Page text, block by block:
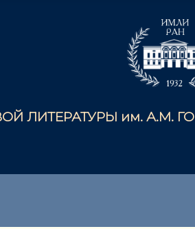
ЛИТЕРАТУРЫ им. А.М.